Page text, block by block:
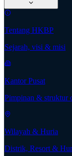
Tentang HKBP
Sejarah, visi & misi
Kantor Pusat
Pimpinan & struktur
Wilayah & Huria
Distrik, Resort &